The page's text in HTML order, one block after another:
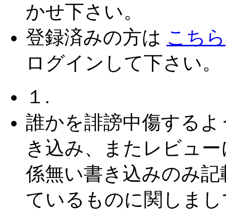
かせ下さい。
登録済みの方は こちら
ログインして下さい。
１.
誰かを誹謗中傷するよ
き込み、またレビュー
係無い書き込みのみ記
ているものに関しま